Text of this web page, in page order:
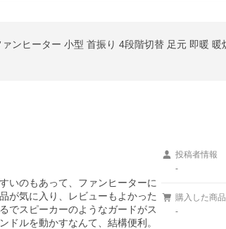
いのもあって、ファンヒーターに
が気に入り、レビューもよかった
でスピーカーのようなガードがス
ドルを動かすなんて、結構便利。
投稿者情報
-
購入した商品
-